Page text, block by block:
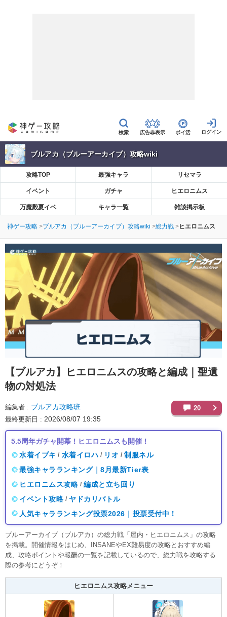
広告非表示 ポイ活
ブルアカ（ブルーアーカイブ）攻略wiki
攻略TOP 最強キャラ リセマラ
イベント ガチャ ヒエロニムス
万魔殿夏イベ キャラ一覧 雑談掲示板
神ゲー攻略 ブルアカ（ブルーアーカイブ）攻略wiki 総力戦 ヒエロニムス
【ブルアカ】
ヒエロニムスの攻略と編成｜聖遺
物の対処法
編集者 ブルアカ攻略班
最終更新日 2026/08/07 19:35
20
5.5周年ガチャ開幕！ヒエロニムスも開催！
水着イブキ / 水着イロハ / リオ / 制服ネル
最強キャラランキング｜8月最新Tier表
ヒエロニムス攻略 / 編成と立ち回り
イベント攻略 / ヤドカリバトル
人気キャラランキング投票2026｜投票受付中！
ブルーアーカイブ（ブルアカ）の総力戦「屋内・ヒエロニムス」の攻略
を掲載。開催情報をはじめ、INSANEやEX難易度の攻略とおすすめ編
成、攻略ポイントや報酬の一覧を記載しているので、総力戦を攻略する
際の参考にどうぞ！
ヒエロニムス攻略メニュー